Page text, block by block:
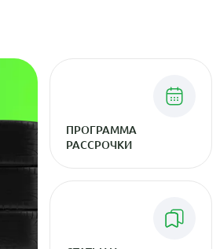
ПРОГРАММА
РАССРОЧКИ